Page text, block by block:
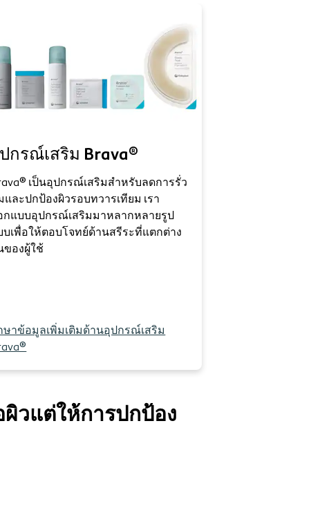
กรณ์เสริม Brava®
เป็นอุปกรณ์เสริมสำหรับลดการรั่ว
และปกป้องผิวรอบทวารเทียม เรา
กแบบอุปกรณ์เสริมมาหลากหลายรูป
บเพื่อให้ตอบโจทย์ด้านสรีระที่แตกต่าง
ของผู้ใช้
ษาข้อมูลเพิ่มเติมด้านอุปกรณ์เสริม
วแต่ให้การปกป้อง